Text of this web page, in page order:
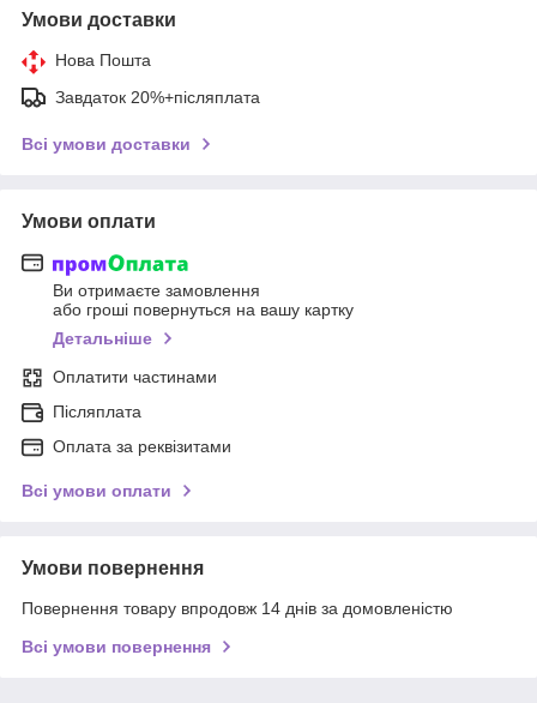
Умови доставки
Нова Пошта
Завдаток 20%+післяплата
Всі умови доставки
Умови оплати
Ви отримаєте замовлення
або гроші повернуться на вашу картку
Детальніше
Оплатити частинами
Післяплата
Оплата за реквізитами
Всі умови оплати
Умови повернення
Повернення товару впродовж 14 днів за домовленістю
Всі умови повернення